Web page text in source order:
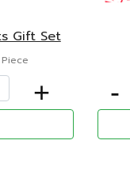
Gift Set
+ -